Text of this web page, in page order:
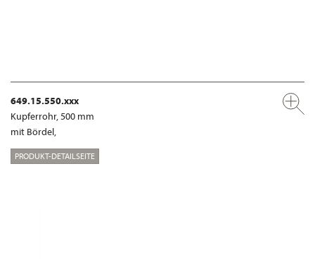
649.15.550.xxx
Kupferrohr, 500 mm
mit Bördel,
PRODUKT-DETAILSEITE